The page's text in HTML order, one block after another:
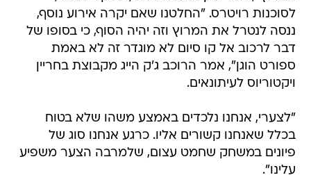
לסוכנות רויטרס. "החלטנו שאם יקרה אירוע נוסף,
ננסה לנטרל את המרוץ וזה יהיה הסוף, כי בסופו של
דבר לרכוב אל קו סיום לא מוגדר זה לא באמת
ספורט הוגן", אמר הרוכב ג'ק הייג מקבוצת בחריין
ויקטוריוס לעיתונאים.
"לצערי, אנחנו נלכדים באמצע משהו שלא בטוח
בכלל שאנחנו קשורים אליו. כרגע אנחנו סוג של
פיונים במשחק שחמט עצום, שלמרבה הצער משפיע
עלינו".